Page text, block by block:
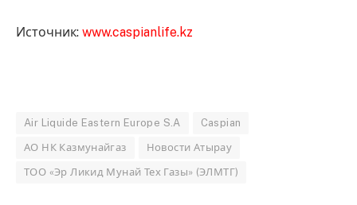
Источник: www.caspianlife.kz
Air Liquide Eastern Europe S.A Caspian
АО НК Казмунайгаз Новости Атырау
ТОО «Эр Ликид Мунай Тех Газы» (ЭЛМТГ)